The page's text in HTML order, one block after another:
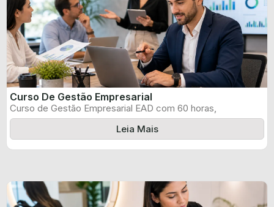
Curso De Gestão Empresarial
Curso de Gestão Empresarial EAD com 60 horas,
certificado informado pelo produtor e ...
Leia Mais